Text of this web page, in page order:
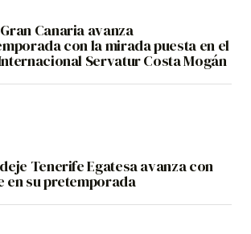
Canaria avanza
con la mirada puesta en el
Servatur Costa Mogán
Tenerife Egatesa avanza con
en su pretemporada